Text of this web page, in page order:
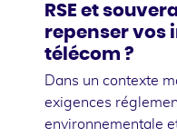
RSE et
repenser vos
télécom ?
Dans un contexte
exigences
environnementale